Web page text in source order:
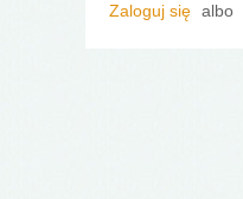
Zaloguj się albo